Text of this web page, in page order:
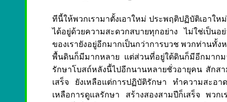
ทีนี้ให้พวกเรามาตั้งเอาใหม่ ประพฤติปฏิบัติเอาใ
ได้อยู่ด้วยความสะดวกสบายทุกอย่าง ไม่ใช่เป็น
ของเรายังอยู่อีกมากเป็นกว่าการบวช พวกท่านทั้
พื้นดินก็มีมากหลาย แต่ส่วนที่อยู่ใต้ดินก็มีอีกมาก
รักษาโบสถ์หลังนี้ไปอีกนานหลายชั่วอายุคน สักส
เสร็จ ยังเหลือแต่การปฏิบัติรักษา ทำความสะอา
เหลือการดูแลรักษา สร้างสองสามปีก็เสร็จ พวก